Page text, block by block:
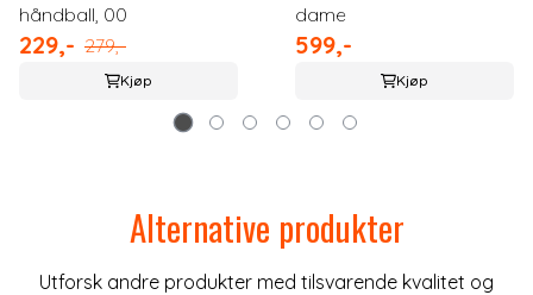
håndball, 00
229,- 279,-
Kjøp
dame
599,-
Kjøp
Alternative produkter
Utforsk andre produkter med tilsvarende kvalitet og